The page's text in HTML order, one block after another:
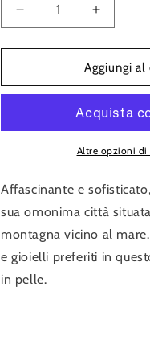
Diminuisci
quantità
per
Double
with
Aumenta
quantità
per
Palermo
Double
Roll
with
Jewelry
Aggiungi
Altre opzioni di
Affascinante e
sua omonima città
montagna vicino al
e gioielli preferiti in
in pelle.